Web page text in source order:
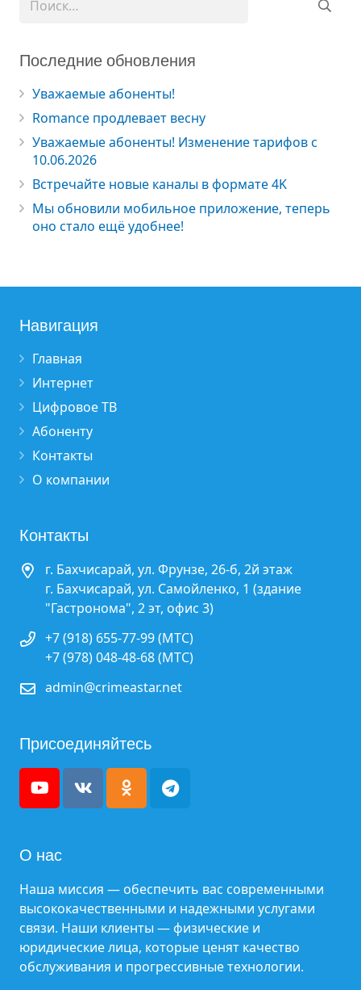
Последние обновления
Уважаемые абоненты!
Romance продлевает весну
Уважаемые абоненты! Изменение тарифов с
10.06.2026
Встречайте новые каналы в формате 4K
Мы обновили мобильное приложение, теперь
оно стало ещё удобнее!
Навигация
Главная
Интернет
Цифровое ТВ
Абоненту
Контакты
О компании
Контакты
г. Бахчисарай, ул. Фрунзе, 26-б, 2й этаж
г. Бахчисарай, ул. Самойленко, 1 (здание
"Гастронома", 2 эт, офис 3)
+7 (918) 655-77-99 (МТС)
+7 (978) 048-48-68 (МТС)
admin@crimeastar.net
Присоединяйтесь
О нас
Наша миссия — обеспечить вас современными
высококачественными и надежными услугами
связи. Наши клиенты — физические и
юридические лица, которые ценят качество
обслуживания и прогрессивные технологии.